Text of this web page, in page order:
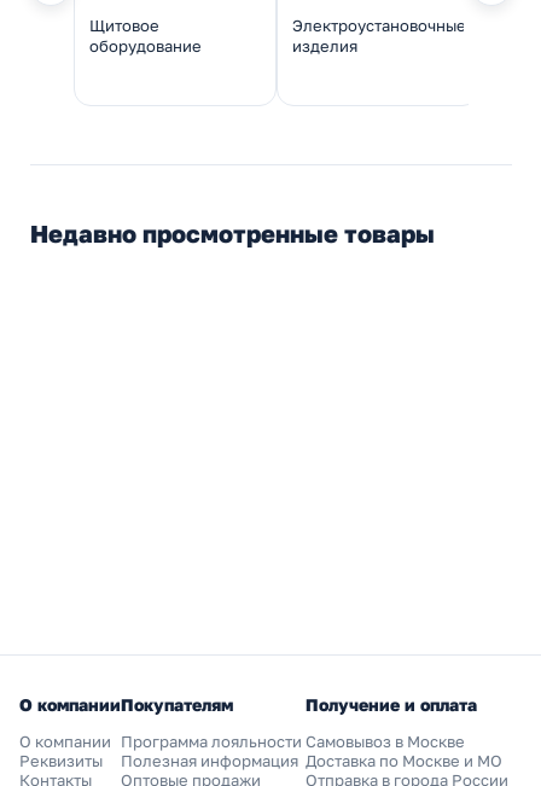
Щитовое
оборудование
Электроустановочные
изделия
Недавно просмотренные товары
О компании
О компании
Реквизиты
Контакты
Покупателям
Программа лояльности
Полезная информация
Оптовые продажи
Получение и оплата
Самовывоз в Москве
Доставка по Москве и МО
Отправка в города России